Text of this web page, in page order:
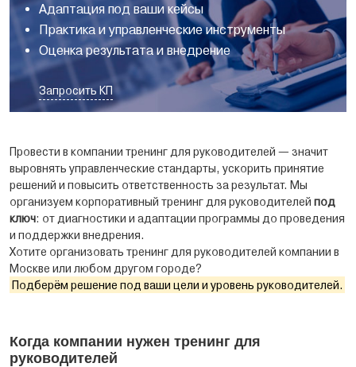
Адаптация под ваши кейсы
Практика и управленческие инструменты
Оценка результата и внедрение
Запросить КП
Провести в компании тренинг для руководителей — значит
выровнять управленческие стандарты, ускорить принятие
решений и повысить ответственность за результат. Мы
организуем корпоративный тренинг для руководителей под
ключ: от диагностики и адаптации программы до проведения
и поддержки внедрения.
Хотите организовать тренинг для руководителей компании в
Москве или любом другом городе?
Подберём решение под ваши цели и уровень руководителей.
Когда компании нужен тренинг для
руководителей